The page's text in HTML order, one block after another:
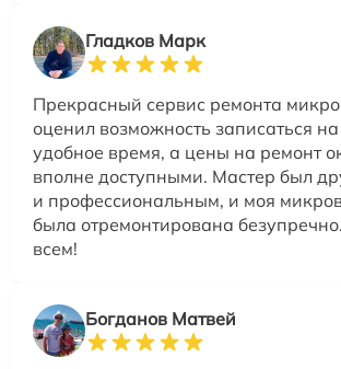
Гладков Марк
Прекрасный сервис ремонта
оценил возможность записаться
удобное время, а цены на ремонт
вполне доступными. Мастер был
и профессиональным, и моя
была отремонтирована
всем!
Богданов Матвей